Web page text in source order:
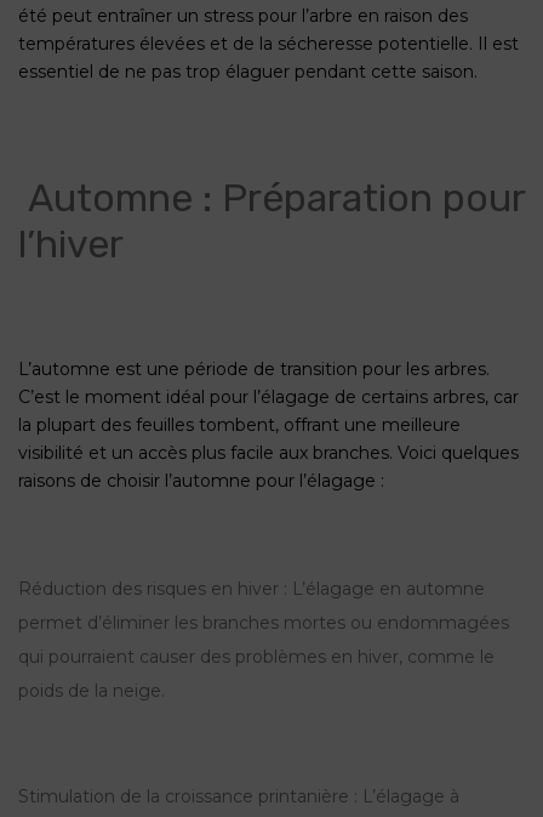
été peut entraîner un stress pour l’arbre en raison des
températures élevées et de la sécheresse potentielle. Il est
essentiel de ne pas trop élaguer pendant cette saison.
Automne : Préparation pour
l’hiver
L’automne est une période de transition pour les arbres.
C’est le moment idéal pour l’élagage de certains arbres, car
la plupart des feuilles tombent, offrant une meilleure
visibilité et un accès plus facile aux branches. Voici quelques
raisons de choisir l’automne pour l’élagage :
Réduction des risques en hiver : L’élagage en automne
permet d’éliminer les branches mortes ou endommagées
qui pourraient causer des problèmes en hiver, comme le
poids de la neige.
Stimulation de la croissance printanière : L’élagage à